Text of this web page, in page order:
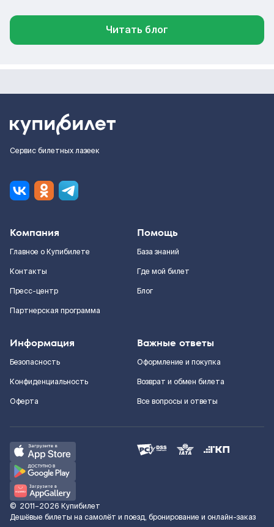
Читать блог
Сервис билетных лазеек
Компания
Главное о Купибилете
Контакты
Пресс-центр
Партнерская программа
Помощь
База знаний
Где мой билет
Блог
Информация
Безопасность
Конфиденциальность
Оферта
Важные ответы
Оформление и покупка
Возврат и обмен билета
Все вопросы и ответы
© 2011–2026 Купибилет
Дешёвые билеты на самолёт и поезд, бронирование и онлайн-заказ